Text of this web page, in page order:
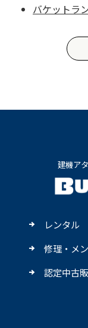
バケットラ
建機ア
レンタル
修理・メ
認定中古